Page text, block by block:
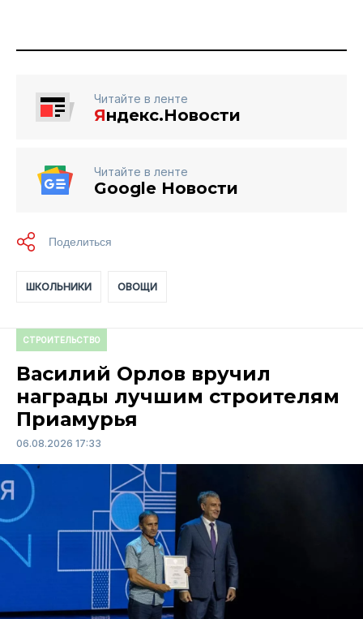
Читайте в ленте
Яндекс.Новости
Читайте в ленте
Google Новости
ШКОЛЬНИКИ ОВОЩИ
СТРОИТЕЛЬСТВО
Василий Орлов вручил
награды лучшим строителям
Приамурья
06.08.2026 17:33